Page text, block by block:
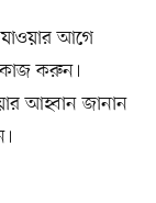
আগে
কাজ করুন।
আহ্বান জানান